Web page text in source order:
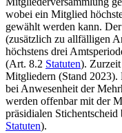
wobei ein Mitglied
gewählt werden kann.
(zusätzlich zu allfälligen
höchstens drei
(Art. 8.2 Statuten). Zurzeit
Mitgliedern (Stand 2023).
bei Anwesenheit der
werden offenbar mit der
präsidialen
Statuten).